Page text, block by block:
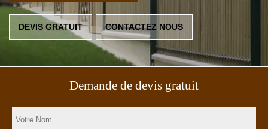
DEVIS GRATUIT CONTACTEZ NOUS
Demande de devis gratuit